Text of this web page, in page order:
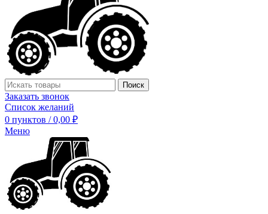
Поиск
Заказать звонок
Список желаний
0 пунктов / 0,00 ₽
Меню